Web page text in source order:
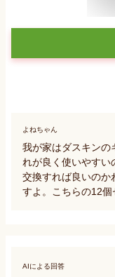
よねちゃん
我が家はダスキンの
れが良く使いやすい
交換すれば良いのか
すよ。こちらの12個
AIによる回答